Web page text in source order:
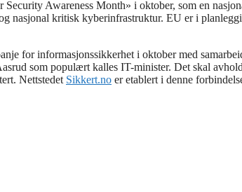
Awareness Month» i oktober, som en
nasjonal kritisk kyberinfrastruktur. EU er i
for informasjonssikkerhet i oktober med
som populært kalles IT-minister. Det skal
Nettstedet Sikkert.no er etablert i denne